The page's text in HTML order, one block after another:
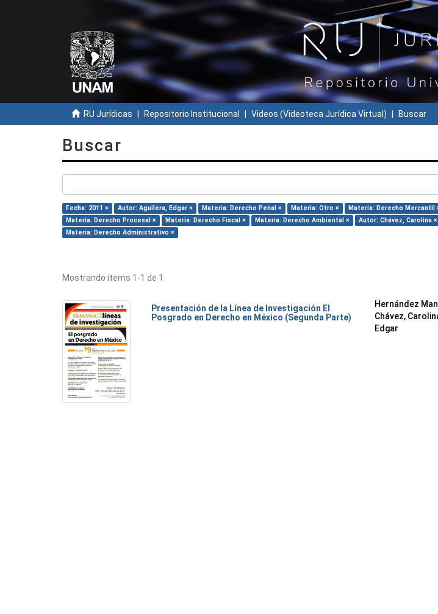
RU Jurídicas Repositorio Institucional Videos (Videoteca Jurídica Virtual) Buscar
Buscar
Fecha: 2011 × Autor: Aguilera, Edgar × Materia: Derecho Penal × Materia: Otro × Materia: Derecho Mercantil
Materia: Derecho Procesal ×
Materia: Derecho Fiscal × Materia: Derecho Ambiental × Autor: Chávez, Carolina ×
Materia: Derecho Administrativo ×
Mostrando ítems 1-1 de 1
Presentación de la Línea de Investigación El
Posgrado en Derecho en México (Segunda Parte)
Hernández
Chávez,
Edgar